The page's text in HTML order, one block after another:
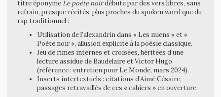
titre éponyme Le poète noirdébute par des vers libres, sans
refrain, presque récités, plus proches du spoken word que du
rap traditionnel :
Utilisation de l’alexandrin dans « Les miens » et «
Poète noir », allusion explicite à la poésie classique.
Jeu de rimes internes et croisées, héritées d’une
lecture assidue de Baudelaire et Victor Hugo
(référence : entretien pour Le Monde, mars 2024).
Inserts intertextuels : citations d’Aimé Césaire,
passages retravaillés de ces « cahiers » en ouverture.